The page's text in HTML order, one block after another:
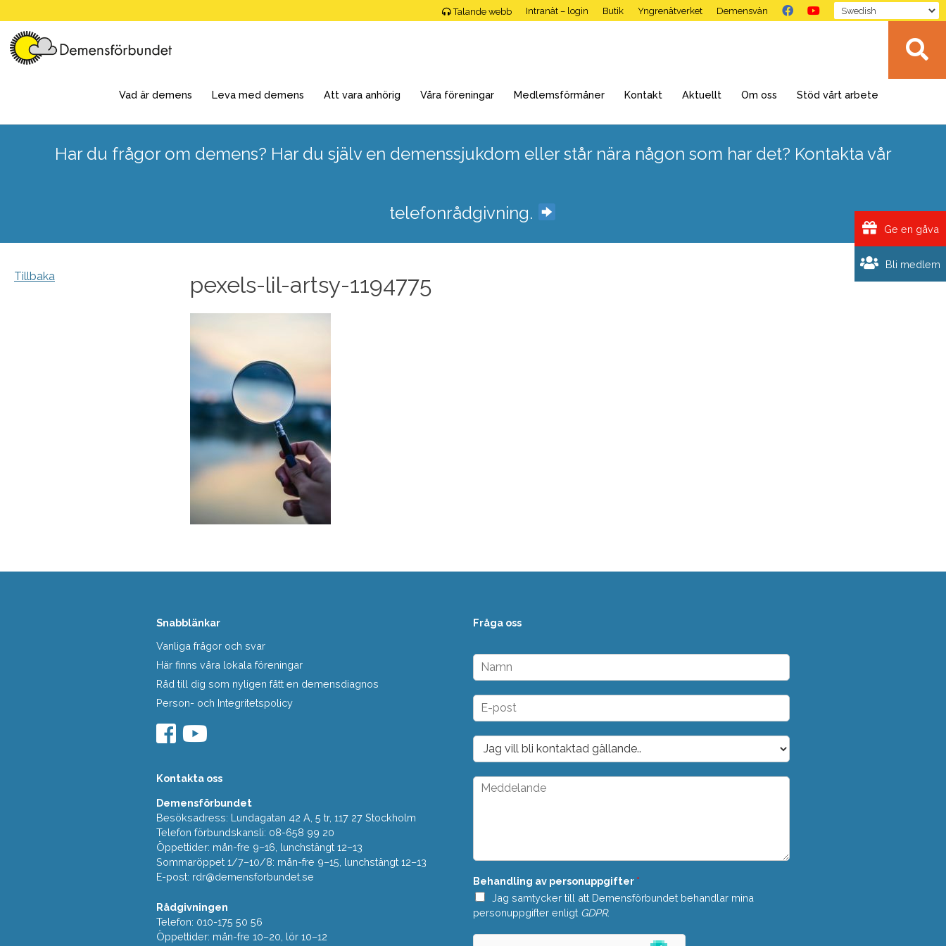
to
content
Talande webb Intranät – login Butik Yngrenätverket Demensvän
Vad är demens Leva med demens Att vara anhörig Våra föreningar Medlemsförmåner Kontakt Aktuellt Om oss Stöd vårt arbete
Har du frågor om demens? Har du själv en demenssjukdom eller står nära någon som har det? Kontakta vår
telefonrådgivning.
Tillbaka pexels-lil-artsy-1194775
Snabblänkar
Vanliga frågor och svar
Här finns våra lokala föreningar
Råd till dig som nyligen fått en demensdiagnos
Person- och Integritetspolicy
Kontakta oss
Demensförbundet
Besöksadress: Lundagatan 42 A, 5 tr, 117 27 Stockholm
Telefon förbundskansli: 08-658 99 20
Öppettider: mån-fre 9–16, lunchstängt 12–13
Sommaröppet 1/7–10/8: mån-fre 9–15, lunchstängt 12–13
E-post: rdr@demensforbundet.se
Rådgivningen
Telefon: 010-175 50 56
Öppettider: mån-fre 10–20, lör 10–12
Fråga oss
N
m
n
E
p
o
t
*
D
o
p
M
a
d
e
*
Behandling av personuppgifter *
Jag samtycker till att Demensförbundet behandlar mina
personuppgifter enligt GDPR.
Bli medlem
Ge en gåva